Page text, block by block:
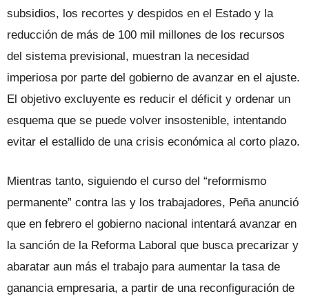
subsidios, los recortes y despidos en el Estado y la
reducción de más de 100 mil millones de los recursos
del sistema previsional, muestran la necesidad
imperiosa por parte del gobierno de avanzar en el ajuste.
El objetivo excluyente es reducir el déficit y ordenar un
esquema que se puede volver insostenible, intentando
evitar el estallido de una crisis económica al corto plazo.
Mientras tanto, siguiendo el curso del “reformismo
permanente” contra las y los trabajadores, Peña anunció
que en febrero el gobierno nacional intentará avanzar en
la sanción de la Reforma Laboral que busca precarizar y
abaratar aun más el trabajo para aumentar la tasa de
ganancia empresaria, a partir de una reconfiguración de